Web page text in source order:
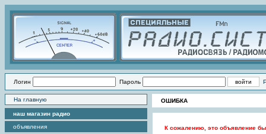
Логин Пароль
На главную
наш магазин радио
объявления
ОШИБКА
К сожалению, это объявление